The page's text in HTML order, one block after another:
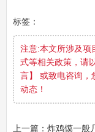
标签：
注意:本文所涉及项
式等相关政策，请
言】 或致电咨询，
动态！
上一篇：炸鸡馍一般